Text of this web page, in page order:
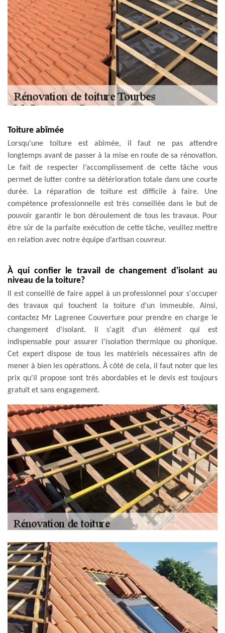
Toiture abîmée
Lorsqu’une toiture est abîmée, il faut ne pas attendre
longtemps avant de passer à la mise en route de sa rénovation.
Le fait de respecter l’accomplissement de cette tâche vous
permet de lutter contre sa détérioration totale dans une courte
durée. La réparation de toiture est difficile à faire. Une
compétence professionnelle est très conseillée dans le but de
pouvoir garantir le bon déroulement de tous les travaux. Pour
être sûr de la parfaite exécution de cette tâche, veuillez mettre
en relation avec notre équipe d’artisan couvreur.
À qui confier le travail de changement d'isolant au
niveau de la toiture?
Il est conseillé de faire appel à un professionnel pour s'occuper
des travaux qui touchent la toiture d'un immeuble. Ainsi,
contactez Mr Lagrenee Couverture pour prendre en charge le
changement d'isolant. Il s'agit d'un élément qui est
indispensable pour assurer l'isolation thermique ou phonique.
Cet expert dispose de tous les matériels nécessaires afin de
mener à bien les opérations. À côté de cela, il faut noter que les
prix qu'il propose sont très abordables et le devis est toujours
gratuit et sans engagement.